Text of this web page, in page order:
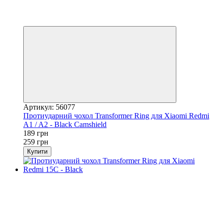
Артикул: 56077
Протиударний чохол Transformer Ring для Xiaomi Redmi
A1 / A2 - Black Camshield
189 грн
259 грн
Купити